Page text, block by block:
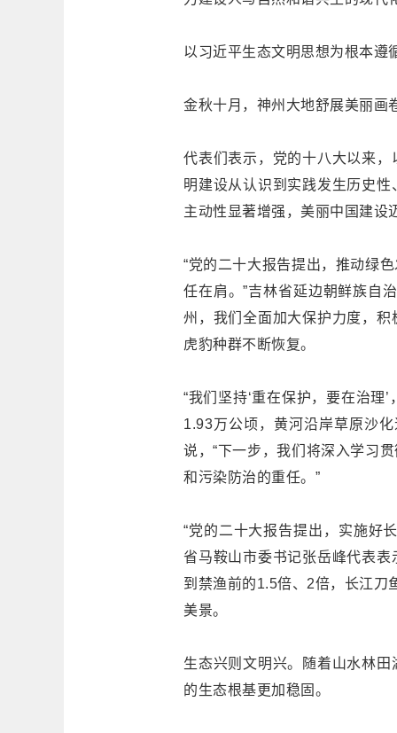
以习近平生态文明思想为根本遵
金秋十月，神州大地舒展美丽画
代表们表示，党的十八大以来
明建设从认识到实践发生历史
主动性显著增强，美丽中国建设
“党的二十大报告提出，推动绿
任在肩。”吉林省延边朝鲜族自
州，我们全面加大保护力度，
虎豹种群不断恢复。
“我们坚持‘重在保护，要在治理
1.93万公顷，黄河沿岸草原沙
说，“下一步，我们将深入学习
和污染防治的重任。”
“党的二十大报告提出，实施好
省马鞍山市委书记张岳峰代表
到禁渔前的1.5倍、2倍，长江刀
美景。
生态兴则文明兴。随着山水林
的生态根基更加稳固。